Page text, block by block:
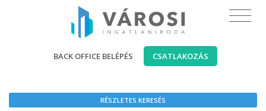
BACK OFFICE BELÉPÉS CSATLAKOZÁS
RÉSZLETES KERESÉS